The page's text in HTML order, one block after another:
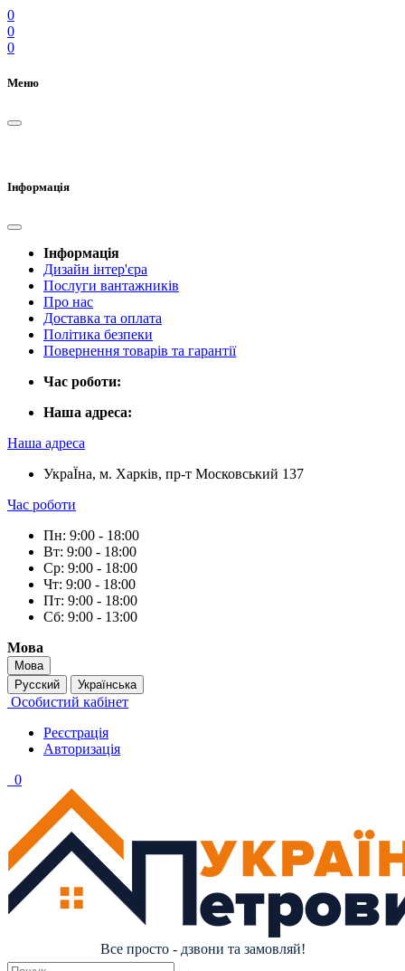
0
0
0
Меню
Інформація
Інформація
Дизайн інтер'єра
Послуги вантажників
Про нас
Доставка та оплата
Політика безпеки
Повернення товарів та гарантії
Час роботи:
Наша адреса:
Наша адреса
УкраЇна, м. Харків, пр-т Московський 137
Час роботи
Пн: 9:00 - 18:00
Вт: 9:00 - 18:00
Ср: 9:00 - 18:00
Чт: 9:00 - 18:00
Пт: 9:00 - 18:00
Сб: 9:00 - 13:00
Мова
Мова
Русский
Українська
Особистий кабінет
Реєстрація
Авторизація
0
Все просто - дзвони та замовляй!